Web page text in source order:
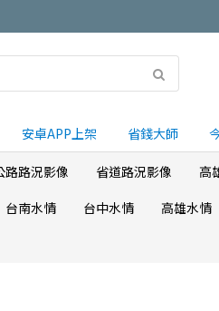
安卓APP上架 省錢大師
路路況影像 省道路況影像 高
台南水情 台中水情 高雄水情